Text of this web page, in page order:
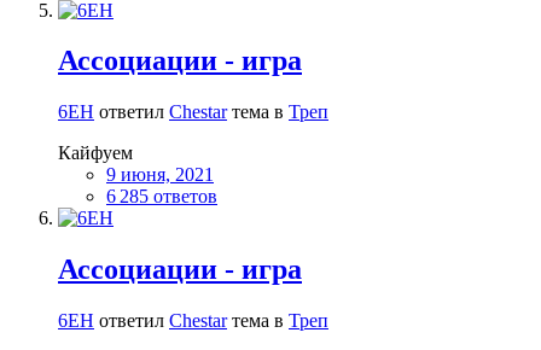
Ассоциации - игра
6EH ответил Сhestarтема в Треп
Кайфуем
9 июня, 2021
6 285 ответов
Ассоциации - игра
6EH ответил Сhestarтема в Треп